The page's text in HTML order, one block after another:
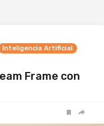
Inteligencia Artificial
Frame con